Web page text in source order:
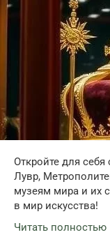
Откройте для
Лувр,
музеям мира и их
в мир искусства!
Читать полностью